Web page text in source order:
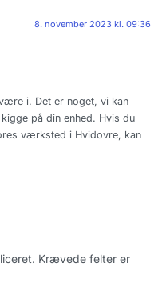
8. november 2023 kl. 09:36
i. Det er noget, vi kan
på din enhed. Hvis du
værksted i Hvidovre, kan
Krævede felter er